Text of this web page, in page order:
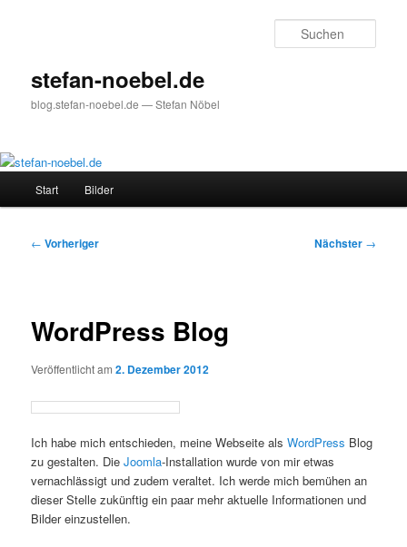
stefan-noebel.de
blog.stefan-noebel.de — Stefan Nöbel
Start Bilder
Beitragsnavigation
← Vorheriger Nächster →
WordPress Blog
Veröffentlicht am2. Dezember 2012
Ich habe mich entschieden, meine Webseite alsWordPress Blog
zu gestalten. DieJoomla-Installation wurde von mir etwas
vernachlässigt und zudem veraltet. Ich werde mich bemühen an
dieser Stelle zukünftig ein paar mehr aktuelle Informationen und
Bilder einzustellen.